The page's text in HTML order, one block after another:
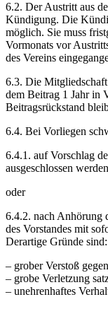
6.2. Der Austritt aus
Kündigung. Die
möglich. Sie muss
Vormonats vor
des Vereins
6.3. Die
dem Beitrag 1 Jahr in
Beitragsrückstand
6.4. Bei Vorliegen
6.4.1. auf Vorschlag
ausgeschlossen werden
oder
6.4.2. nach Anhörung
des Vorstandes mit
Derartige Gründe sind:
– grober Verstoß
– grobe Verletzung
– unehrenhaftes